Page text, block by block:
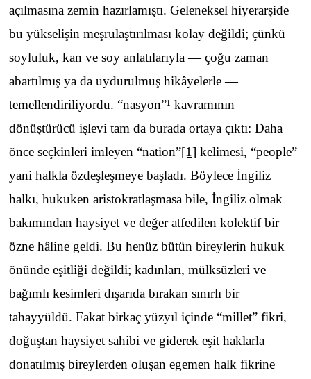
açılmasına zemin hazırlamıştı. Geleneksel hiyerarşide
bu yükselişin meşrulaştırılması kolay değildi; çünkü
soyluluk, kan ve soy anlatılarıyla — çoğu zaman
abartılmış ya da uydurulmuş hikâyelerle —
temellendiriliyordu. “nasyon”¹ kavramının
dönüştürücü işlevi tam da burada ortaya çıktı: Daha
önce seçkinleri imleyen “nation”[1] kelimesi, “people”
yani halkla özdeşleşmeye başladı. Böylece İngiliz
halkı, hukuken aristokratlaşmasa bile, İngiliz olmak
bakımından haysiyet ve değer atfedilen kolektif bir
özne hâline geldi. Bu henüz bütün bireylerin hukuk
önünde eşitliği değildi; kadınları, mülksüzleri ve
bağımlı kesimleri dışarıda bırakan sınırlı bir
tahayyüldü. Fakat birkaç yüzyıl içinde “millet” fikri,
doğuştan haysiyet sahibi ve giderek eşit haklarla
donatılmış bireylerden oluşan egemen halk fikrine